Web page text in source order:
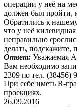
операции у неё на
должен был пройти,
Обратились к
что у неё
неправильно
делать, подскажите,
Ответ: Уважаемая
Вам необходимо
2309 по тел. (38456)
При себе иметь R-
проекциях.
26.09.2016